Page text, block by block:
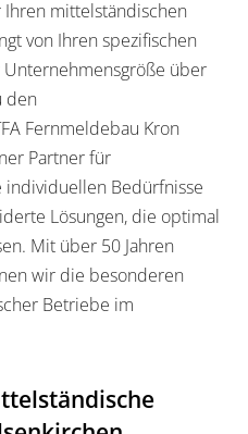
Ihren mittelständischen
von Ihren spezifischen
über
den
Fernmeldebau Kron
Partner für
Bedürfnisse
Lösungen, die optimal
Mit über 50 Jahren
wir die besonderen
Betriebe im